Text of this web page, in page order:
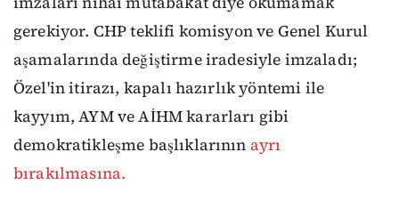
gerekiyor. CHP teklifi komisyon ve Genel Kurul
aşamalarında değiştirme iradesiyle imzaladı;
Özel'in itirazı, kapalı hazırlık yöntemi ile
kayyım, AYM ve AİHM kararları gibi
demokratikleşme başlıklarının ayrı
bırakılmasına.